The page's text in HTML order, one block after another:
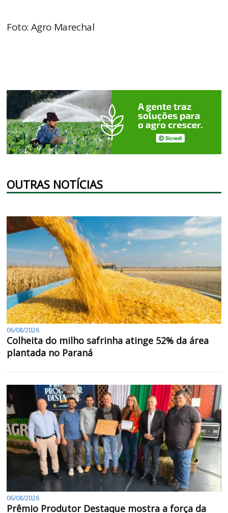
Foto: Agro Marechal
OUTRAS NOTÍCIAS
06/08/2026
Colheita do milho safrinha atinge 52% da área
plantada no Paraná
06/08/2026
Prêmio Produtor Destaque mostra a força da